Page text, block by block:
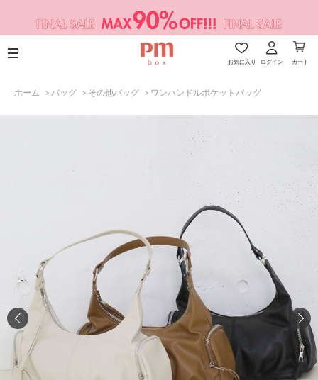
お気に入り ログイン カート
ホーム > バッグ > その他バッグ > ワンハンドルポケットバッグ